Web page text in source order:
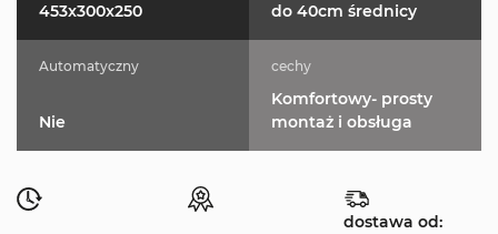
453x300x250
do 40cm średnicy
Automatyczny
Nie
cechy
Komfortowy- prosty
montaż i obsługa
dostawa od: